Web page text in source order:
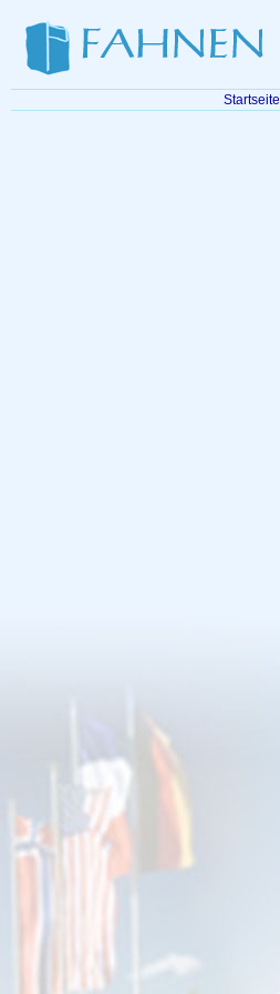
Startseite